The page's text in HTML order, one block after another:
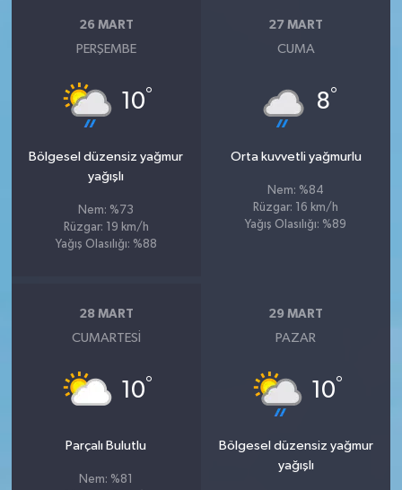
26 MART
PERŞEMBE
10°
Bölgesel düzensiz yağmur
yağışlı
Nem: %73
Rüzgar: 19 km/h
Yağış Olasılığı: %88
27 MART
CUMA
8°
Orta kuvvetli yağmurlu
Nem: %84
Rüzgar: 16 km/h
Yağış Olasılığı: %89
28 MART
CUMARTESI
10°
Parçalı Bulutlu
Nem: %81
29 MART
PAZAR
10°
Bölgesel düzensiz yağmur
yağışlı